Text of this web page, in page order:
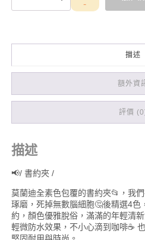
約
藕
描述
額外資
評價
描述
📢/ 書約夾 /
莫蘭迪全素色包覆的書約夾📂，我
琢磨，死掉無數腦細胞🤔後精選4色
約，顏色優雅脫俗，滿滿的年輕清
輕微防水效果，不小心滴到咖啡☕